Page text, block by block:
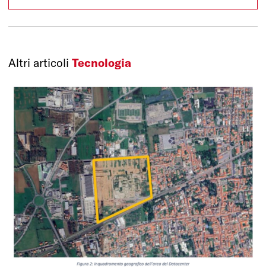
Altri articoli Tecnologia